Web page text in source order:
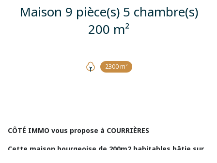
Maison 9 pièce(s) 5 chambre(s)
200 m²
2300 m²
CÔTÉ IMMO vous propose à COURRIÈRES
Cette maison bourgeoise de 200m2 habitables bâtie sur